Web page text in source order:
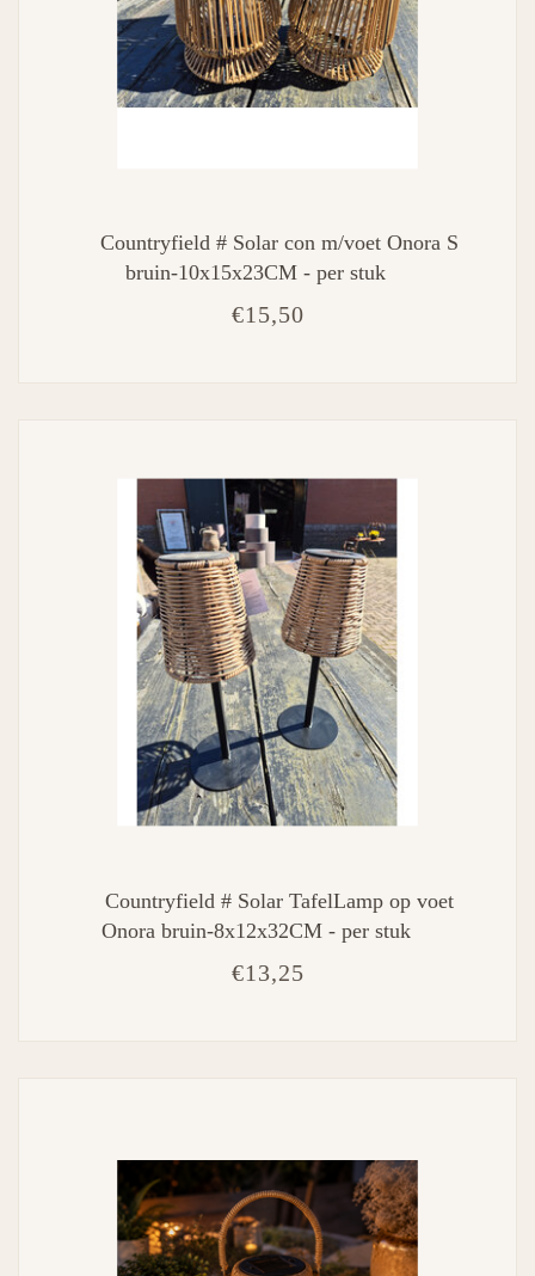
Countryfield # Solar con m/voet Onora S
bruin-10x15x23CM - per stuk
€15,50
Countryfield # Solar TafelLamp op voet
Onora bruin-8x12x32CM - per stuk
€13,25